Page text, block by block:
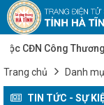
CĐN Công Thương:
Tạo đà thúc đẩy sản
chọn chủ đầu tư
30 sản phẩm tiêu
Trang chủ Danh
TIN TỨC - SỰ